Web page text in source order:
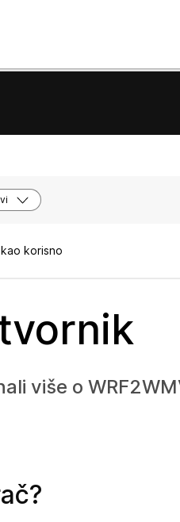
korisno
više o